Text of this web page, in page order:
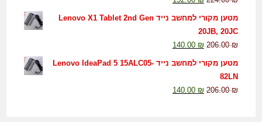
מטען מקורי למחשב נייד Lenovo X1 Tablet 2nd Gen
20JB, 20JC
206.00₪
140.00 ₪
מטען מקורי למחשב נייד Lenovo IdeaPad 5 15ALC05-
82LN
206.00₪
140.00 ₪